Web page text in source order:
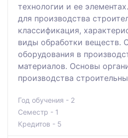
технологии и ее
для производства
классификация,
виды обработки веществ.
оборудования в
материалов. Основы
производства
Год обучения - 2
Семестр - 1
Кредитов - 5